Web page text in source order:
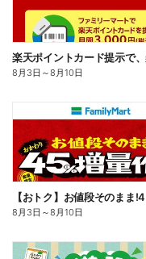
8月3日 ～8月10日
8月3日 ～8月10日